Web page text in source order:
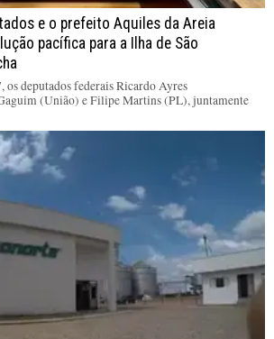
e o prefeito Aquiles da Areia
pacífica para a Ilha de São
deputados federais Ricardo Ayres
(União) e Filipe Martins (PL), juntamente